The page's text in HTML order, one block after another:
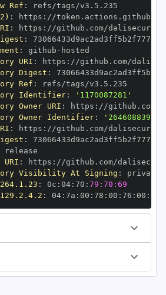
Ref :
: https :
: https :
:
: github -
URI : https :
Digest :
Ref :
Identifier:
'1170087281'
Owner URI : https :
Owner Identifier:
'264608839'
: https :
:
URI : https :
Visibility At Signing :
: 0c : 04: 70 : 79:70:69
: 04: 7a : 00 : 78 : 00 : 76 : 00 : dd